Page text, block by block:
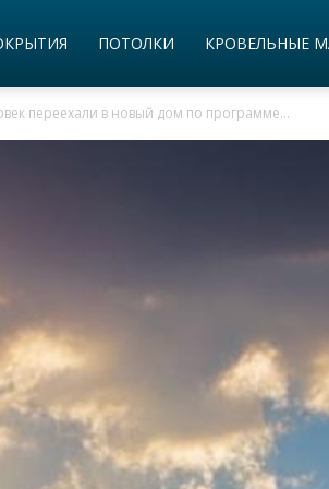
ПОТОЛКИ КРОВЕЛЬНЫЕ
переехали в новый дом по программе...